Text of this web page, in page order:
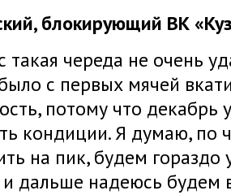
блокирующий ВК
такая череда не очень
с первых мячей
потому что
кондиции. Я думаю, по
на пик, будем гораздо
дальше надеюсь будем